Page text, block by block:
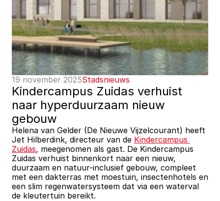
19 november 2025Stadsnieuws
Kindercampus Zuidas verhuist
naar hyperduurzaam nieuw
gebouw
Helena van Gelder (De Nieuwe Vijzelcourant) heeft
Jet Hilberdink, directeur van de Kindercampus
Zuidas, meegenomen als gast. De Kindercampus
Zuidas verhuist binnenkort naar een nieuw,
duurzaam en natuur-inclusief gebouw, compleet
met een dakterras met moestuin, insectenhotels en
een slim regenwatersysteem dat via een waterval
de kleutertuin bereikt.